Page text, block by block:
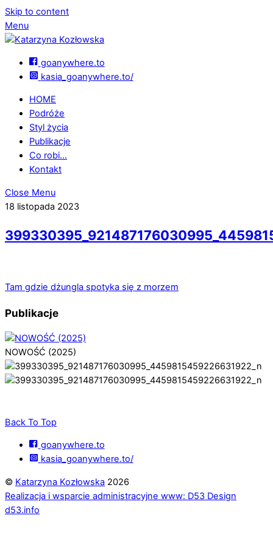
Skip to content
Menu
goanywhere.to
kasia_goanywhere.to/
HOME
Podróże
Styl życia
Publikacje
Co robi…
Kontakt
Close Menu
18 listopada 2023
Tam gdzie dżungla spotyka się z morzem
Publikacje
NOWOŚĆ (2025)
Back To Top
goanywhere.to
kasia_goanywhere.to/
© Katarzyna Kozłowska 2026
Realizacja i wsparcie administracyjne www: D53 Design
d53.info